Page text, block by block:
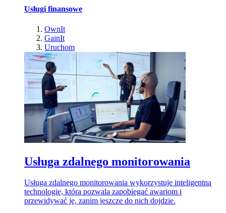
Usługi finansowe
OwnIt
GainIt
Uruchom
Usługa zdalnego monitorowania
Usługa zdalnego monitorowania wykorzystuje inteligentną
technologię, która pozwala zapobiegać awariom i
przewidywać je, zanim jeszcze do nich dojdzie.